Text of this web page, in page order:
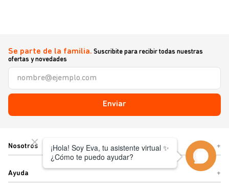
Se parte de la familia. Suscribite para recibir todas nuestras
ofertas y novedades
Enviar
Nosotros +
Ayuda +